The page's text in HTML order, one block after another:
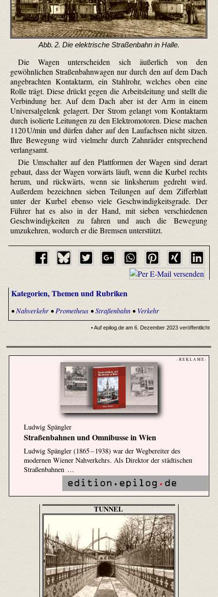
Abb. 2. Die elektrische Straßenbahn in Halle.
Die Wagen unterscheiden sich äußerlich von den
gewöhnlichen Straßenbahnwagen nur durch den auf dem Dach
angebrachten Kontaktarm, ein Stahlrohr, welches oben eine
Rolle trägt. Diese drückt gegen die Arbeitsleitung und stellt die
Verbindung her. Auf dem Dach aber ist der Arm in einem
Universalgelenk gelagert. Der Strom gelangt vom Kontaktarm
durch isolierte Leitungen zu den Elektromotoren. Diese machen
1120 U/min und dürfen daher auf den Laufachsen nicht sitzen.
Ihre Bewegung wird vielmehr durch Zahnräder entsprechend
verlangsamt.
Die Umschalter auf den Plattformen der Wagen sind derart
gebaut, dass der Wagen vorwärts läuft, wenn die Kurbel rechts
herum, und rückwärts, wenn sie linksherum gedreht wird.
Außerdem bezeichnen sieben Teilungen auf dem Zifferblatt
unter der Kurbel ebenso viele Geschwindigkeitsgrade. Der
Führer hat es also in der Hand, mit sieben verschiedenen
Geschwindigkeiten zu fahren und auch die Bewegung
umzukehren, wodurch er die Bremsen unterstützt.
Kategorien, Themen und Rubriken
•Nahverkehr• Prometheus•Straßenbahn• Verkehr
• Auf epilog.de am 6. Dezember 2023 veröffentlicht
- R E K L A M E -
Ludwig Spängler
Straßenbahnen und Omnibusse in Wien
Ludwig Spängler (1865 – 1938) war der Wegbereiter des
modernen Wiener Nahverkehrs. Als Direktor der städtischen
Straßenbahnen …
TUNNEL